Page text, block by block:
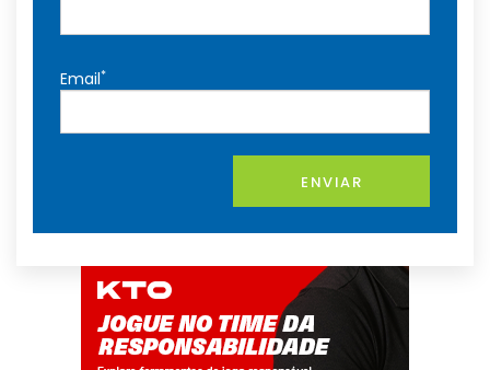
Email*
ENVIAR